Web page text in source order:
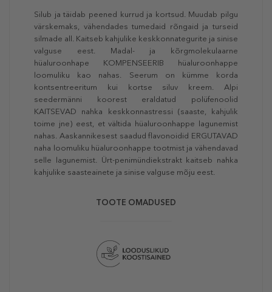
Silub ja täidab peened kurrud ja kortsud. Muudab pilgu
värskemaks, vähendades tumedaid rõngaid ja turseid
silmade all. Kaitseb kahjulike keskkonnategurite ja sinise
valguse eest. Madal- ja kõrgmolekulaarne
hüaluroonhape KOMPENSEERIB hüaluroonhappe
loomuliku kao nahas. Seerum on kümme korda
kontsentreeritum kui kortse siluv kreem. Alpi
seedermänni koorest eraldatud polüfenoolid
KAITSEVAD nahka keskkonnastressi (saaste, kahjulik
toime jne) eest, et vältida hüaluroonhappe lagunemist
nahas. Aaskannikesest saadud flavonoidid ERGUTAVAD
naha loomuliku hüaluroonhappe tootmist ja vähendavad
selle lagunemist. Ürt-penimündiekstrakt kaitseb nahka
kahjulike saasteainete ja sinise valguse mõju eest.
TOOTE OMADUSED